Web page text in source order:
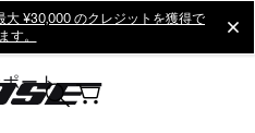
大 ¥30,000 のクレジットを獲得で
す。
ート